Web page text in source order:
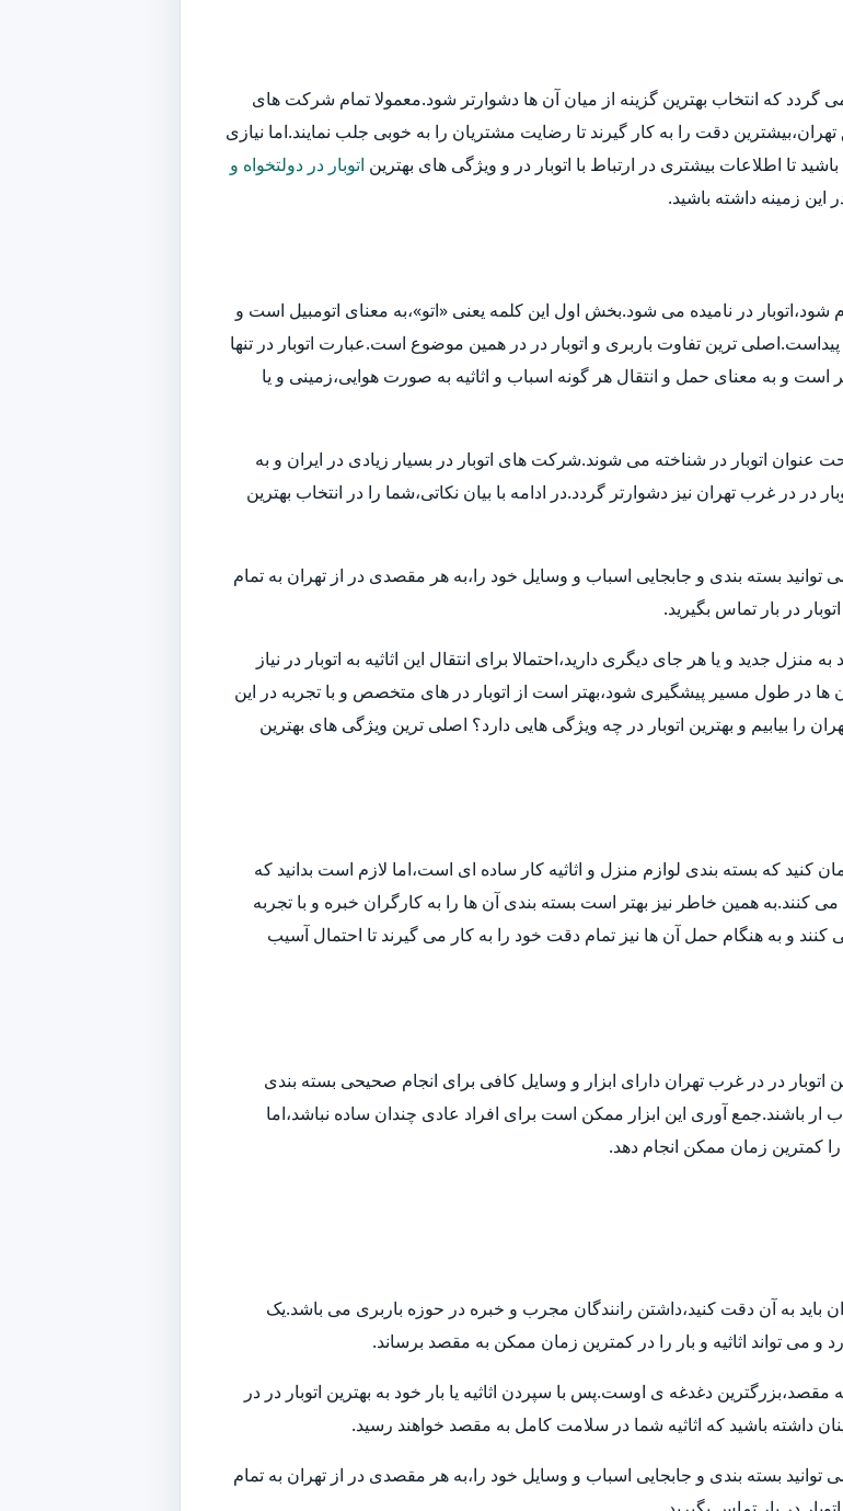
که انتخاب بهترین گزینه از میان آن ها دشوارتر شود.معمولا تمام شرکت های
دقت را به کار گیرند تا رضایت مشتریان را به خوبی جلب نمایند.اما نیازی
تا اطلاعات بیشتری در ارتباط با اتوبار در و ویژگی های بهترین اتوبار در دولتخواه و
این زمینه داشته باشید.
در نامیده می شود.بخش اول این کلمه یعنی «اتو»،به معنای اتومبیل است و
ترین تفاوت باربری و اتوبار در در همین موضوع است.عبارت اتوبار در تنها
و به معنای حمل و انتقال هر گونه اسباب و اثاثیه به صورت هوایی،زمینی و یا
اتوبار در شناخته می شوند.شرکت های اتوبار در بسیار زیادی در ایران و به
غرب تهران نیز دشوارتر گردد.در ادامه با بیان نکاتی،شما را در انتخاب بهترین
بسته بندی و جابجایی اسباب و وسایل خود را،به هر مقصدی در از تهران به تمام
در بار تماس بگیرید.
جدید و یا هر جای دیگری دارید،احتمالا برای انتقال این اثاثیه به اتوبار در نیاز
ها در طول مسیر پیشگیری شود،بهتر است از اتوبار در های متخصص و با تجربه در این
را بیابیم و بهترین اتوبار در چه ویژگی هایی دارد؟ اصلی ترین ویژگی های بهترین
که بسته بندی لوازم منزل و اثاثیه کار ساده ای است،اما لازم است بدانید که
کنند.به همین خاطر نیز بهتر است بسته بندی آن ها را به کارگران خبره و با تجربه
کنند و به هنگام حمل آن ها نیز تمام دقت خود را به کار می گیرند تا احتمال آسیب
اتوبار در در غرب تهران دارای ابزار و وسایل کافی برای انجام صحیحی بسته بندی
ار باشند.جمع آوری این ابزار ممکن است برای افراد عادی چندان ساده نباشد،اما
را کمترین زمان ممکن انجام دهد.
باید به آن دقت کنید،داشتن رانندگان مجرب و خبره در حوزه باربری می باشد.یک
می تواند اثاثیه و بار را در کمترین زمان ممکن به مقصد برساند.
دغدغه ی اوست.پس با سپردن اثاثیه یا بار خود به بهترین اتوبار در در
داشته باشید که اثاثیه شما در سلامت کامل به مقصد خواهند رسید.
بسته بندی و جابجایی اسباب و وسایل خود را،به هر مقصدی در از تهران به تمام